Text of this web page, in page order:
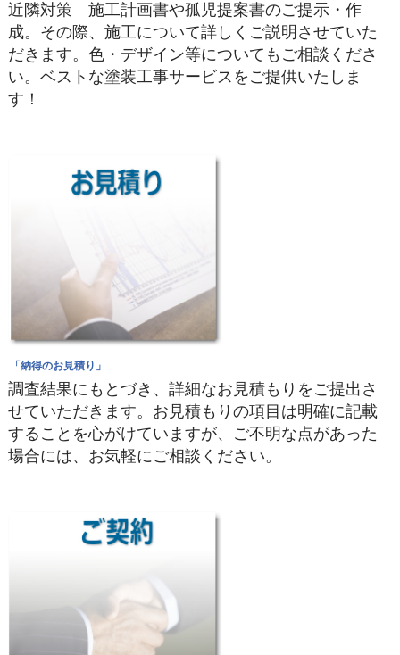
近隣対策 施工計画書や孤児提案書のご提示・作
成。その際、施工について詳しくご説明させていた
だきます。色・デザイン等についてもご相談くださ
い。ベストな塗装工事サービスをご提供いたしま
す！
「納得のお見積り」
調査結果にもとづき、詳細なお見積もりをご提出さ
せていただきます。お見積もりの項目は明確に記載
することを心がけていますが、ご不明な点があった
場合には、お気軽にご相談ください。